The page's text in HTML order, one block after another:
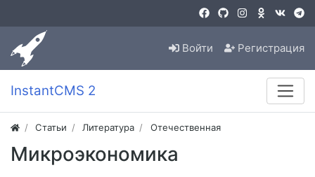
Войти Регистрация
InstantCMS 2
Статьи Литература Отечественная
Микроэкономика